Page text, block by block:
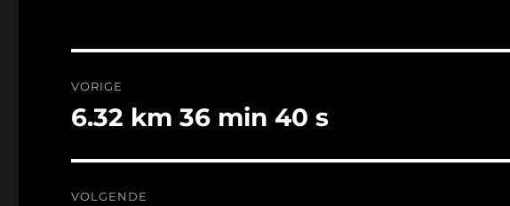
navigatie
VORIGE
Vorig
6.32 km 36 min 40 s
VOLGENDE